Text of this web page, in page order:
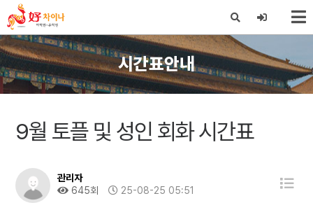
X
시간표안내
9월 토플 및 성인 회화 시간표
관리자
645회
25-08-25 05:51